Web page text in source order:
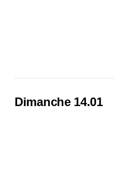
Dimanche 14.01